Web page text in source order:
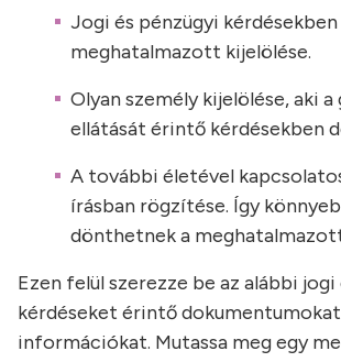
Jogi és pénzügyi
meghatalmazott kijelölése.
Olyan személy kijelölése, aki
ellátását érintő kérdésekben
A további életével
írásban rögzítése. Így
dönthetnek a
Ezen felül szerezze be az alábbi jogi
kérdéseket érintő
információkat. Mutassa meg egy